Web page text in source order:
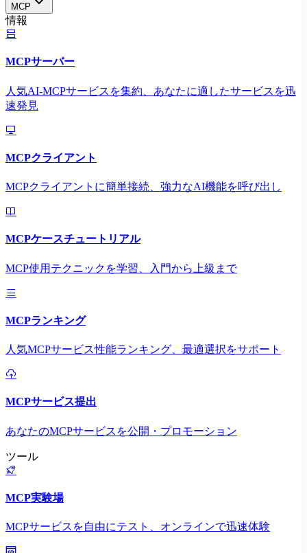
MCP
情報
MCPサーバー
人気AI-MCPサービスを集約、あなたに適したサービスを迅
速発見
MCPクライアント
MCPクライアントに簡単接続、強力なAI機能を呼び出し
MCPケースチュートリアル
MCP使用テクニックを学習、入門から上級まで
MCPランキング
人気MCPサービス性能ランキング、最適選択をサポート
MCPサービス提出
あなたのMCPサービスを公開・プロモーション
ツール
MCP実験場
MCPサービスを自由にテスト、オンラインで迅速体験